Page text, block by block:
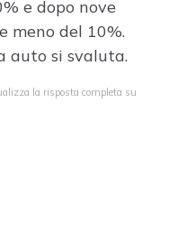
e dopo nove
meno del 10%.
auto si svaluta.
la risposta completa su